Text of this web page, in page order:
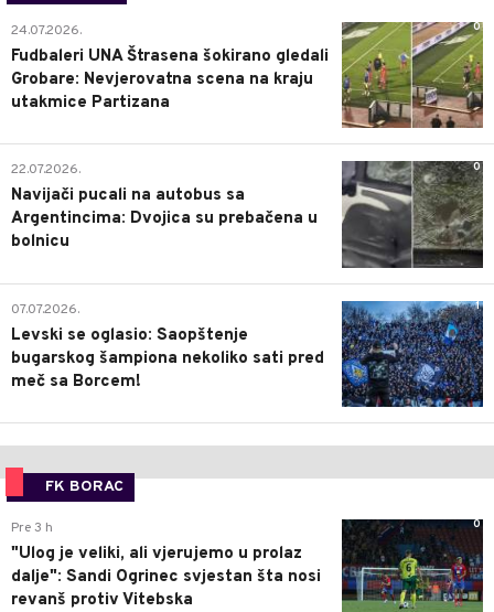
0
24.07.2026.
Fudbaleri UNA Štrasena šokirano gledali
Grobare: Nevjerovatna scena na kraju
utakmice Partizana
0
22.07.2026.
Navijači pucali na autobus sa
Argentincima: Dvojica su prebačena u
bolnicu
1
07.07.2026.
Levski se oglasio: Saopštenje
bugarskog šampiona nekoliko sati pred
meč sa Borcem!
FK BORAC
0
Pre 3 h
"Ulog je veliki, ali vjerujemo u prolaz
dalje": Sandi Ogrinec svjestan šta nosi
revanš protiv Vitebska